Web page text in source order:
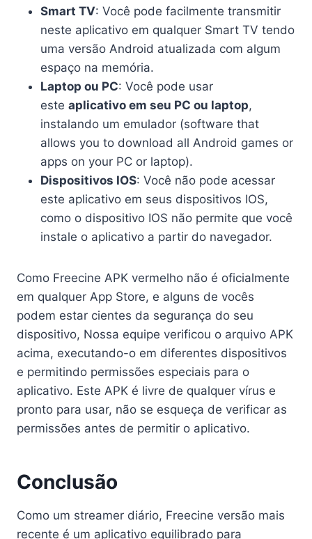
Smart TV: Você pode facilmente transmitir
neste aplicativo em qualquer Smart TV tendo
uma versão Android atualizada com algum
espaço na memória.
Laptop ou PC: Você pode usar
este aplicativo em seu PC ou laptop,
instalando um emulador (software that
allows you to download all Android games or
apps on your PC or laptop).
Dispositivos IOS: Você não pode acessar
este aplicativo em seus dispositivos IOS,
como o dispositivo IOS não permite que você
instale o aplicativo a partir do navegador.
Como Freecine APK vermelho não é oficialmente
em qualquer App Store, e alguns de vocês
podem estar cientes da segurança do seu
dispositivo, Nossa equipe verificou o arquivo APK
acima, executando-o em diferentes dispositivos
e permitindo permissões especiais para o
aplicativo. Este APK é livre de qualquer vírus e
pronto para usar, não se esqueça de verificar as
permissões antes de permitir o aplicativo.
Conclusão
Como um streamer diário, Freecine versão mais
recente é um aplicativo equilibrado para